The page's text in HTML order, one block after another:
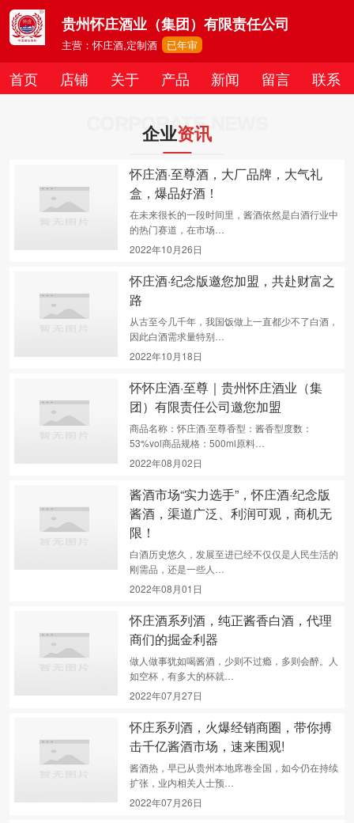
贵州怀庄酒业（集团）有限责任公司
主营：怀庄酒,定制酒 已年审
首页 店铺 关于 产品 新闻 留言 联系
CORPORATE NEWS
企业资讯
怀庄酒·至尊酒，大厂品牌，大气礼
盒，爆品好酒！
在未来很长的一段时间里，酱酒依然是白酒行业中
的热门赛道，在市场…
2022年10月26日
怀庄酒·纪念版邀您加盟，共赴财富之
路
从古至今几千年，我国饭做上一直都少不了白酒，
因此白酒需求量特别…
2022年10月18日
怀怀庄酒·至尊｜贵州怀庄酒业（集
团）有限责任公司邀您加盟
商品名称：怀庄酒·至尊香型：酱香型度数：
53%vol商品规格：500ml原料…
2022年08月02日
酱酒市场“实力选手”，怀庄酒·纪念版
酱酒，渠道广泛、利润可观，商机无
限！
白酒历史悠久，发展至进已经不仅仅是人民生活的
刚需品，还是一些人…
2022年08月01日
怀庄酒系列酒，纯正酱香白酒，代理
商们的掘金利器
做人做事犹如喝酱酒，少则不过瘾，多则会醉。人
如空杯，有多大的杯就…
2022年07月27日
怀庄系列酒，火爆经销商圈，带你搏
击千亿酱酒市场，速来围观!
酱酒热，早已从贵州本地席卷全国，如今仍在持续
扩张，业内相关人士预…
2022年07月26日